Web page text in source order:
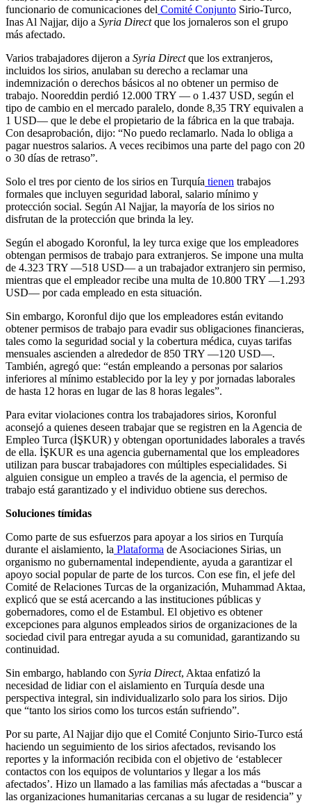
funcionario de comunicaciones del Comité Conjunto Sirio-Turco,
Inas Al Najjar, dijo a Syria Directque los jornaleros son el grupo
más afectado.
Varios trabajadores dijeron a Syria Directque los extranjeros,
incluidos los sirios, anulaban su derecho a reclamar una
indemnización o derechos básicos al no obtener un permiso de
trabajo. Nooreddin perdió 12.000 TRY — o 1.437 USD, según el
tipo de cambio en el mercado paralelo, donde 8,35 TRY equivalen a
1 USD— que le debe el propietario de la fábrica en la que trabaja.
Con desaprobación, dijo: “No puedo reclamarlo. Nada lo obliga a
pagar nuestros salarios. A veces recibimos una parte del pago con 20
o 30 días de retraso”.
Solo el tres por ciento de los sirios en Turquía tienen trabajos
formales que incluyen seguridad laboral, salario mínimo y
protección social. Según Al Najjar, la mayoría de los sirios no
disfrutan de la protección que brinda la ley.
Según el abogado Koronful, la ley turca exige que los empleadores
obtengan permisos de trabajo para extranjeros. Se impone una multa
de 4.323 TRY —518 USD— a un trabajador extranjero sin permiso,
mientras que el empleador recibe una multa de 10.800 TRY —1.293
USD— por cada empleado en esta situación.
Sin embargo, Koronful dijo que los empleadores están evitando
obtener permisos de trabajo para evadir sus obligaciones financieras,
tales como la seguridad social y la cobertura médica, cuyas tarifas
mensuales ascienden a alrededor de 850 TRY —120 USD—.
También, agregó que: “están empleando a personas por salarios
inferiores al mínimo establecido por la ley y por jornadas laborales
de hasta 12 horas en lugar de las 8 horas legales”.
Para evitar violaciones contra los trabajadores sirios, Koronful
aconsejó a quienes deseen trabajar que se registren en la Agencia de
Empleo Turca (İŞKUR) y obtengan oportunidades laborales a través
de ella. İŞKUR es una agencia gubernamental que los empleadores
utilizan para buscar trabajadores con múltiples especialidades. Si
alguien consigue un empleo a través de la agencia, el permiso de
trabajo está garantizado y el individuo obtiene sus derechos.
Soluciones tímidas
Como parte de sus esfuerzos para apoyar a los sirios en Turquía
durante el aislamiento, la Plataforma de Asociaciones Sirias, un
organismo no gubernamental independiente, ayuda a garantizar el
apoyo social popular de parte de los turcos. Con ese fin, el jefe del
Comité de Relaciones Turcas de la organización, Muhammad Aktaa,
explicó que se está acercando a las instituciones públicas y
gobernadores, como el de Estambul. El objetivo es obtener
excepciones para algunos empleados sirios de organizaciones de la
sociedad civil para entregar ayuda a su comunidad, garantizando su
continuidad.
Sin embargo, hablando con Syria Direct, Aktaa enfatizó la
necesidad de lidiar con el aislamiento en Turquía desde una
perspectiva integral, sin individualizarlo solo para los sirios. Dijo
que “tanto los sirios como los turcos están sufriendo”.
Por su parte, Al Najjar dijo que el Comité Conjunto Sirio-Turco está
haciendo un seguimiento de los sirios afectados, revisando los
reportes y la información recibida con el objetivo de ‘establecer
contactos con los equipos de voluntarios y llegar a los más
afectados’. Hizo un llamado a las familias más afectadas a “buscar a
las organizaciones humanitarias cercanas a su lugar de residencia” y